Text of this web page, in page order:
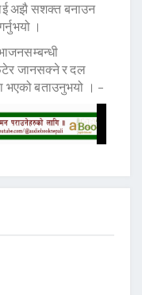
अझै सशक्त बनाउन
।
जानसक्ने र दल
बताउनुभयो । –